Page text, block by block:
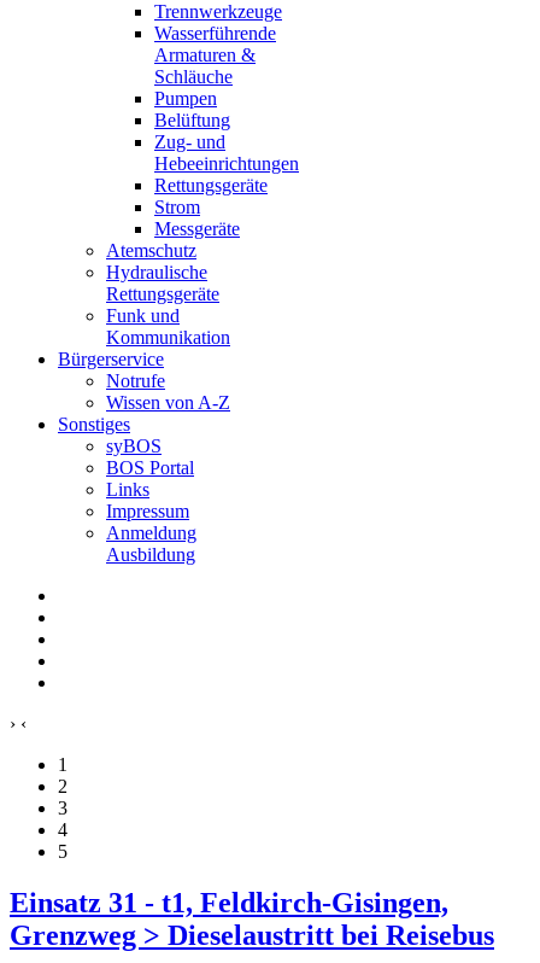
Trennwerkzeuge
Wasserführende
Armaturen &
Schläuche
Pumpen
Belüftung
Zug- und
Hebeeinrichtungen
Rettungsgeräte
Strom
Messgeräte
Atemschutz
Hydraulische
Rettungsgeräte
Funk und
Kommunikation
Bürgerservice
Notrufe
Wissen von A-Z
Sonstiges
syBOS
BOS Portal
Links
Impressum
Anmeldung
Ausbildung
› ‹
1
2
3
4
5
Einsatz 31 - t1, Feldkirch-Gisingen,
Grenzweg > Dieselaustritt bei Reisebus